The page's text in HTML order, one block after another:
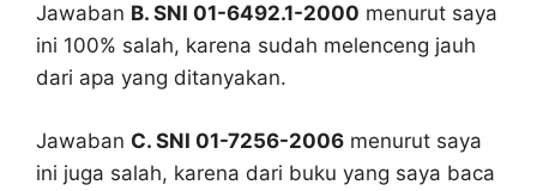
Jawaban B. SNI 01-6492.1-2000 menurut saya
ini 100% salah, karena sudah melenceng jauh
dari apa yang ditanyakan.
Jawaban C. SNI 01-7256-2006 menurut saya
ini juga salah, karena dari buku yang saya baca